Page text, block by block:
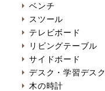
ベンチ
スツール
テレビボード
リビングテーブル
サイドボード
デスク・学習デスク
木の時計